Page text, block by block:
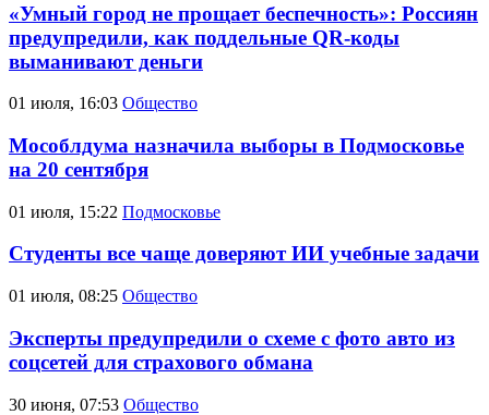
«Умный город не прощает беспечность»: Россиян
предупредили, как поддельные QR-коды
выманивают деньги
01 июля, 16:03 Общество
Мособлдума назначила выборы в Подмосковье
на 20 сентября
01 июля, 15:22 Подмосковье
Студенты все чаще доверяют ИИ учебные задачи
01 июля, 08:25 Общество
Эксперты предупредили о схеме с фото авто из
соцсетей для страхового обмана
30 июня, 07:53 Общество